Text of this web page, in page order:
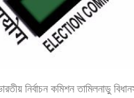
নির্বাচন কমিশন তামিলনাড়ু